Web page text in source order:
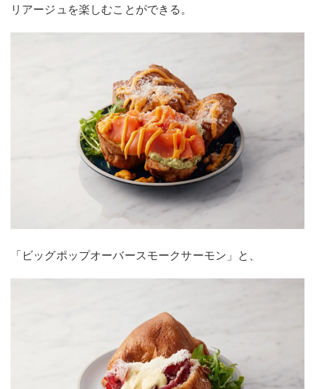
リアージュを楽しむことができる。
「ビッグポップオーバースモークサーモン」と、